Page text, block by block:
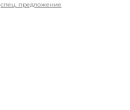
спец. предложение